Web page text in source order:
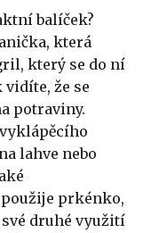
balíček?
která
který se do ní
že se
potraviny.
lahve nebo
prkénko,
druhé využití